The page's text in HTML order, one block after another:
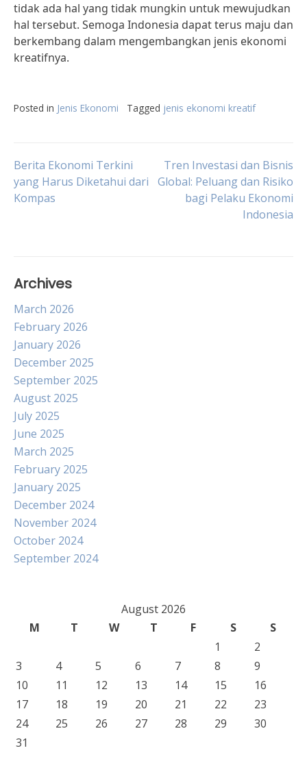
tidak ada hal yang tidak mungkin untuk mewujudkan
hal tersebut. Semoga Indonesia dapat terus maju dan
berkembang dalam mengembangkan jenis ekonomi
kreatifnya.
Posted in Jenis Ekonomi Tagged jenis ekonomi kreatif
Post
navigation
Berita Ekonomi Terkini
yang Harus Diketahui dari
Kompas
Tren Investasi dan Bisnis
Global: Peluang dan Risiko
bagi Pelaku Ekonomi
Indonesia
Archives
March 2026
February 2026
January 2026
December 2025
September 2025
August 2025
July 2025
June 2025
March 2025
February 2025
January 2025
December 2024
November 2024
October 2024
September 2024
August 2026
M
T W T F S
S
1
2
3
4 5 6 7 8
9
10
11 12 13 14 15
16
17
18 19 20 21 22
23
24
25 26 27 28 29
30
31